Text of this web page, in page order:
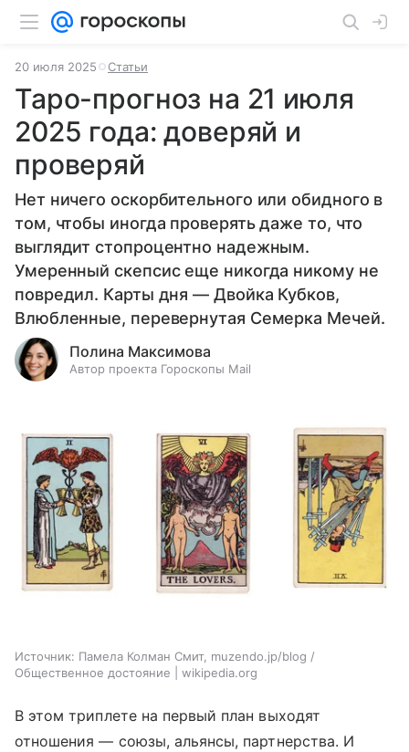
20 июля 2025 Статьи
Таро-прогноз на 21 июля
2025 года: доверяй и
проверяй
Нет ничего оскорбительного или обидного в
том, чтобы иногда проверять даже то, что
выглядит стопроцентно надежным.
Умеренный скепсис еще никогда никому не
повредил. Карты дня — Двойка Кубков,
Влюбленные, перевернутая Семерка Мечей.
Полина Максимова
Автор проекта Гороскопы Mail
Источник: Памела Колман Смит, muzendo.jp/blog /
Общественное достояние | wikipedia.org
В этом триплете на первый план выходят
отношения — союзы, альянсы, партнерства. И